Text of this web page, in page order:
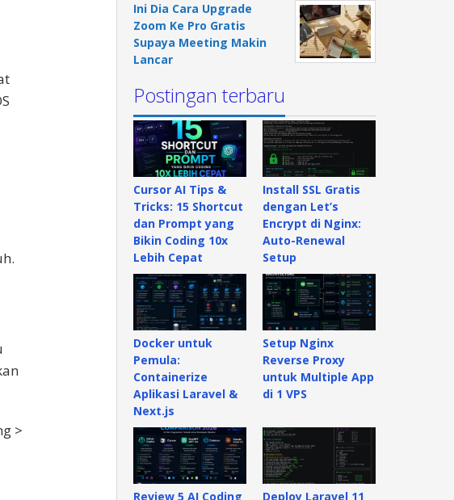
>
Ini Dia Cara Upgrade
Zoom Ke Pro Gratis
Supaya Meeting Makin
Lancar
Postingan terbaru
Cursor AI Tips &
Tricks: 15 Shortcut
dan Prompt yang
Bikin Coding 10x
Lebih Cepat
Install SSL Gratis
dengan Let’s
Encrypt di Nginx:
Auto-Renewal
Setup
Docker untuk
Pemula:
Containerize
Aplikasi Laravel &
Next.js
Setup Nginx
Reverse Proxy
untuk Multiple App
di 1 VPS
Review 5 AI Coding Deploy Laravel 11